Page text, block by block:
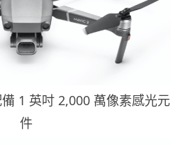
1 英吋 2,000 萬像素感光元
件